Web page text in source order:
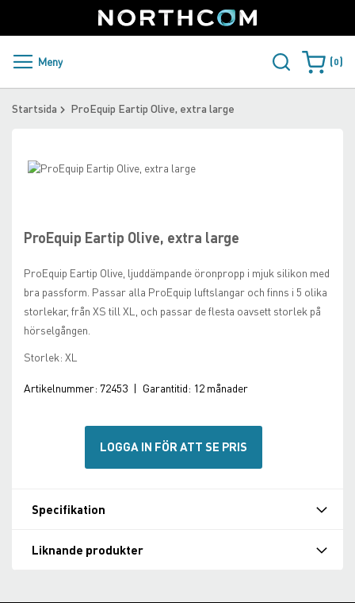
to
Content
Sweden
PRODUKTER OCH LÖSNINGAR
ÅTERFÖRSÄLJARE
Meny Varukorgen
0
Startsida ProEquip Eartip Olive, extra large
ProEquip Eartip Olive, extra large
ProEquip Eartip Olive, ljuddämpande öronpropp i mjuk silikon med
bra passform. Passar alla ProEquip luftslangar och finns i 5 olika
storlekar, från XS till XL, och passar de flesta oavsett storlek på
hörselgången.
Storlek: XL
Artikelnummer: 72453 | Garantitid: 12 månader
LOGGA IN FÖR ATT SE PRIS
Skip
of
the
gallery
beginning
of
images
gallery
Specifikation
Liknande produkter